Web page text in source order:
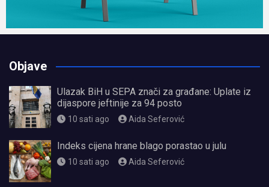
Objave
Ulazak BiH u SEPA znači za građane: Uplate iz
dijaspore jeftinije za 94 posto
10 sati ago Aida Seferović
Indeks cijena hrane blago porastao u julu
10 sati ago Aida Seferović